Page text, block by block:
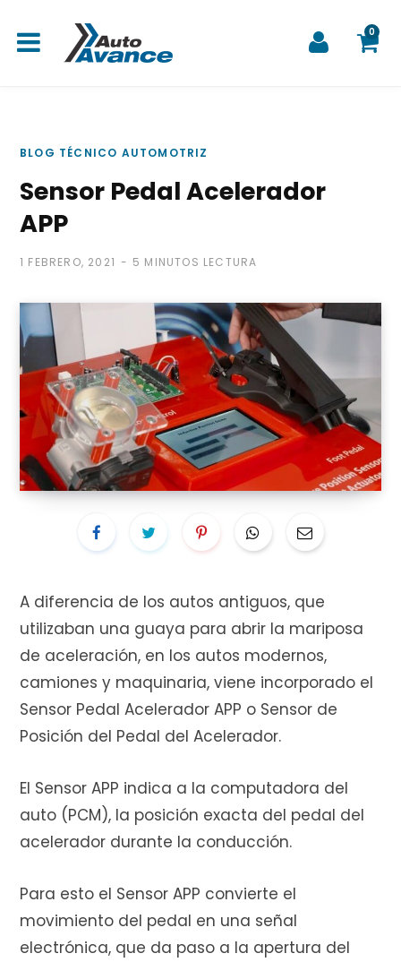
0
r
i
e
BLOG TÉCNICO AUTOMOTRIZ
Sensor Pedal Acelerador
APP
1 FEBRERO, 2021 5 MINUTOS LECTURA
A diferencia de los autos antiguos, que
utilizaban una guaya para abrir la mariposa
de aceleración, en los autos modernos,
camiones y maquinaria, viene incorporado el
Sensor Pedal Acelerador APP o Sensor de
Posición del Pedal del Acelerador.
El Sensor APP indica a la computadora del
auto (PCM), la posición exacta del pedal del
acelerador durante la conducción.
Para esto el Sensor APP convierte el
movimiento del pedal en una señal
electrónica, que da paso a la apertura del